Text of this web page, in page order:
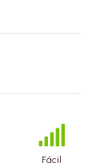
Fácil